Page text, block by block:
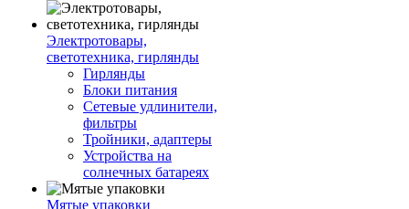
Электротовары,
светотехника, гирлянды
Гирлянды
Блоки питания
Сетевые удлинители,
фильтры
Тройники, адаптеры
Устройства на
солнечных батареях
Мятые упаковки